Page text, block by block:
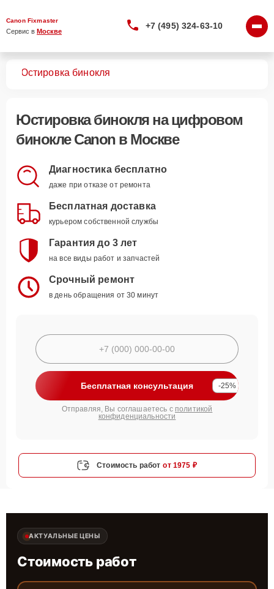
Canon Fixmaster
Сервис в Москве
+7 (495) 324-63-10
Юстировка бинокля
Юстировка бинокляна цифровом
бинокле Canon в Москве
Диагностика бесплатно
даже при отказе от ремонта
Бесплатная доставка
курьером собственной службы
Гарантия до 3 лет
на все виды работ и запчастей
Срочный ремонт
в день обращения от 30 минут
Бесплатная консультация -25%
Отправляя, Вы соглашаетесь с политикой
конфиденциальности
Стоимость работ от 1975 ₽
АКТУАЛЬНЫЕ ЦЕНЫ
Стоимость работ